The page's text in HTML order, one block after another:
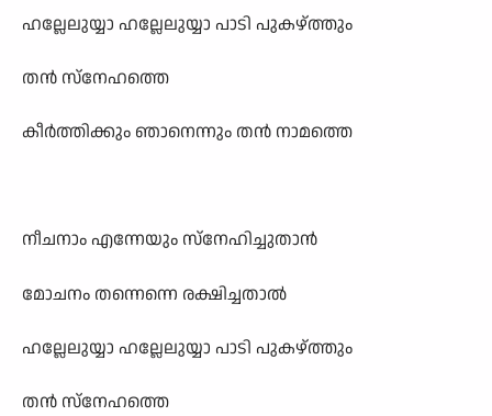
ഹല്ലേലുയ്യാ ഹല്ലേലുയ്യാ പാടി പുകഴ്ത്തും
തൻ സ്നേഹത്തെ
കീർത്തിക്കും ഞാനെന്നും തൻ നാമത്തെ
നീചനാം എന്നേയും സ്നേഹിച്ചുതാൻ
മോചനം തന്നെന്നെ രക്ഷിച്ചതാൽ
ഹല്ലേലുയ്യാ ഹല്ലേലുയ്യാ പാടി പുകഴ്ത്തും
തൻ സ്നേഹത്തെ